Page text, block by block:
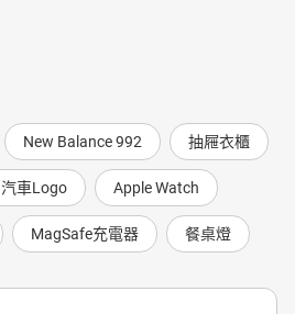
New Balance 992 抽屜衣櫃
汽車Logo Apple Watch
MagSafe充電器 餐桌燈